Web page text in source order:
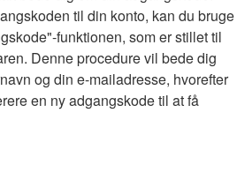
til din konto, kan du bruge
funktionen, som er stillet til
Denne procedure vil bede dig
og din e-mailadresse, hvorefter
en ny adgangskode til at få